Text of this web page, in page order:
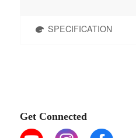
SPECIFICATION
Get Connected